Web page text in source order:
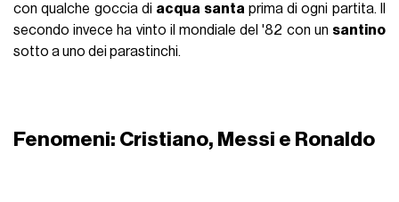
con qualche goccia di acqua santa prima di ogni partita. Il
secondo invece ha vinto il mondiale del '82 con un santino
sotto a uno dei parastinchi.
Fenomeni: Cristiano, Messi e Ronaldo